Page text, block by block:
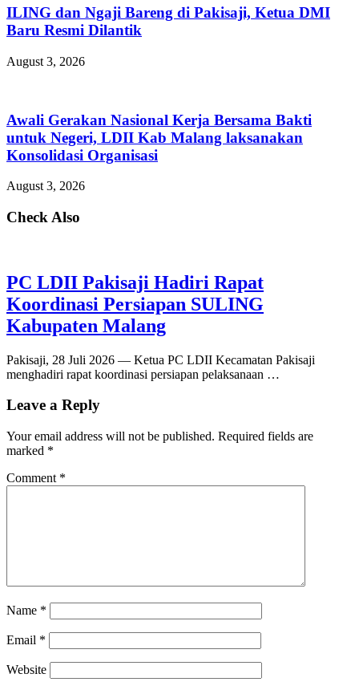
ILING dan Ngaji Bareng di Pakisaji, Ketua DMI
Baru Resmi Dilantik
August 3, 2026
Awali Gerakan Nasional Kerja Bersama Bakti
untuk Negeri, LDII Kab Malang laksanakan
Konsolidasi Organisasi
August 3, 2026
Check Also
PC LDII Pakisaji Hadiri Rapat
Koordinasi Persiapan SULING
Kabupaten Malang
Pakisaji, 28 Juli 2026 — Ketua PC LDII Kecamatan Pakisaji
menghadiri rapat koordinasi persiapan pelaksanaan …
Leave a Reply
Your email address will not be published. Required fields are
marked *
Comment *
Name *
Email *
Website